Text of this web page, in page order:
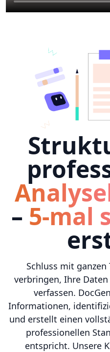
– 5-mal
Schluss mit
verbringen, Ihre
verfassen.
Informationen,
und erstellt einen
professionellen
entspricht. Unsere